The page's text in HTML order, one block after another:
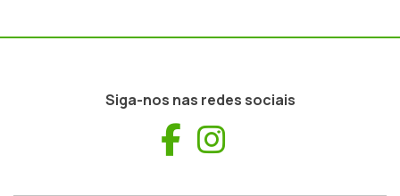
Siga-nos nas redes sociais
Facebook